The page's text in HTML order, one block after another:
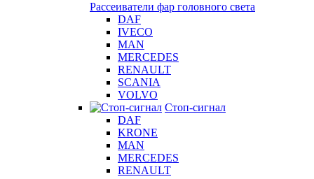
Рассеиватели фар головного света
DAF
IVECO
MAN
MERCEDES
RENAULT
SCANIA
VOLVO
Стоп-сигнал
DAF
KRONE
MAN
MERCEDES
RENAULT